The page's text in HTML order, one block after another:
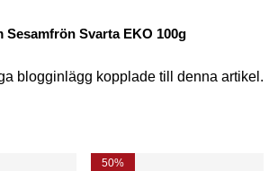
Sesamfrön Svarta EKO 100g
blogginlägg kopplade till denna artikel.
50%